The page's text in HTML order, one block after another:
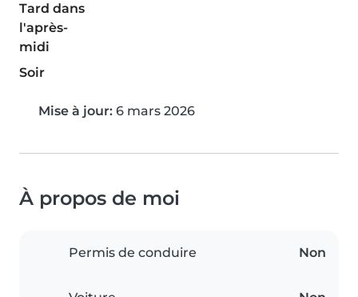
Tard dans
l'après-
midi
Soir
Mise à jour: 6 mars 2026
À propos de moi
Permis de conduire Non